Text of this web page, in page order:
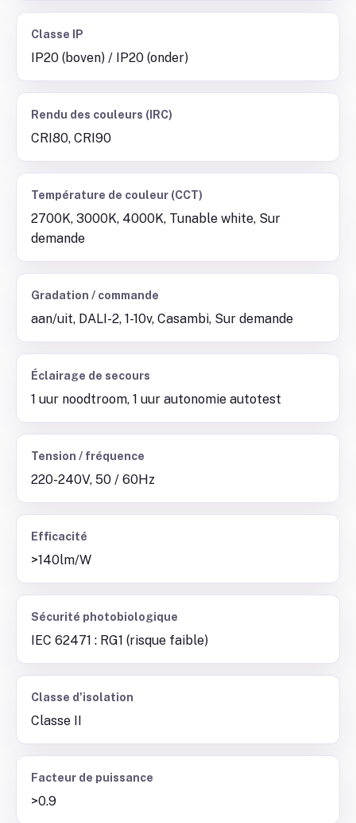
Classe IP
IP20 (boven) / IP20 (onder)
Rendu des couleurs (IRC)
CRI80, CRI90
Température de couleur (CCT)
2700K, 3000K, 4000K, Tunable white, Sur
demande
Gradation / commande
aan/uit, DALI-2, 1-10v, Casambi, Sur demande
Éclairage de secours
1 uur noodtroom, 1 uur autonomie autotest
Tension / fréquence
220-240V, 50 / 60Hz
Efficacité
>140lm/W
Sécurité photobiologique
IEC 62471 : RG1 (risque faible)
Classe d'isolation
Classe II
Facteur de puissance
>0.9